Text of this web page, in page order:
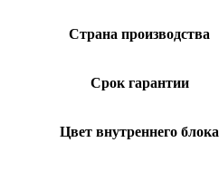
Страна производства
Срок гарантии
Цвет внутреннего блока